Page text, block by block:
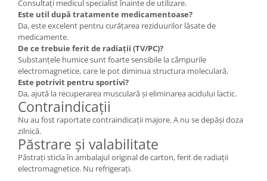
Consultați medicul specialist înainte de utilizare.
Este util după tratamente medicamentoase?
Da, este excelent pentru curățarea reziduurilor lăsate de
medicamente.
De ce trebuie ferit de radiații (TV/PC)?
Substanțele humice sunt foarte sensibile la câmpurile
electromagnetice, care le pot diminua structura moleculară.
Este potrivit pentru sportivi?
Da, ajută la recuperarea musculară și eliminarea acidului lactic.
Contraindicații
Nu au fost raportate contraindicații majore. A nu se depăși doza
zilnică.
Păstrare și valabilitate
Păstrați sticla în ambalajul original de carton, ferit de radiații
electromagnetice. Nu refrigerați.